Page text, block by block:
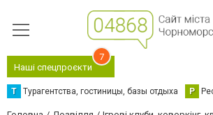
Наші спецпроєкти
7
Т Турагентства, гостиницы, базы отдыха Р